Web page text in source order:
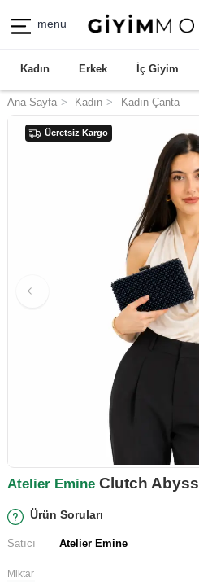
menu
Kadın Erkek İç Giyim
Ana Sayfa Kadın Kadın Çanta
Ücretsiz Kargo
Ücretsiz Kargo
Ücretsiz Kargo
Ücretsiz Kargo
Ücretsiz Kargo
Ücretsiz Kargo
Atelier EmineClutch Abyss
Ürün Soruları
Satıcı Atelier Emine
Miktar